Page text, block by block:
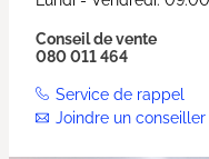
Conseil de vente
080 011 464
Service de rappel
Joindre un conseiller